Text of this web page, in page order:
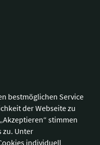
bestmöglichen Service
der Webseite zu
stimmen
zu. Unter
individuell
GmbH